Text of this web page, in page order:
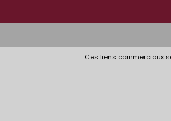
Ces liens commerciaux